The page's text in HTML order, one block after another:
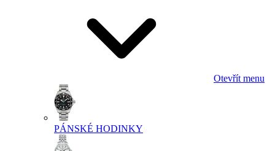
Otevřít menu
PÁNSKÉ HODINKY